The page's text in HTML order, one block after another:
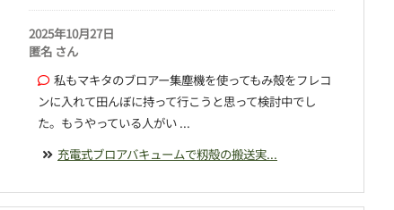
2025年10月27日
匿名 さん
私もマキタのブロアー集塵機を使ってもみ殻をフレコ
ンに入れて田んぼに持って行こうと思って検討中でし
た。もうやっている人がい ...
充電式ブロアバキュームで籾殻の搬送実...